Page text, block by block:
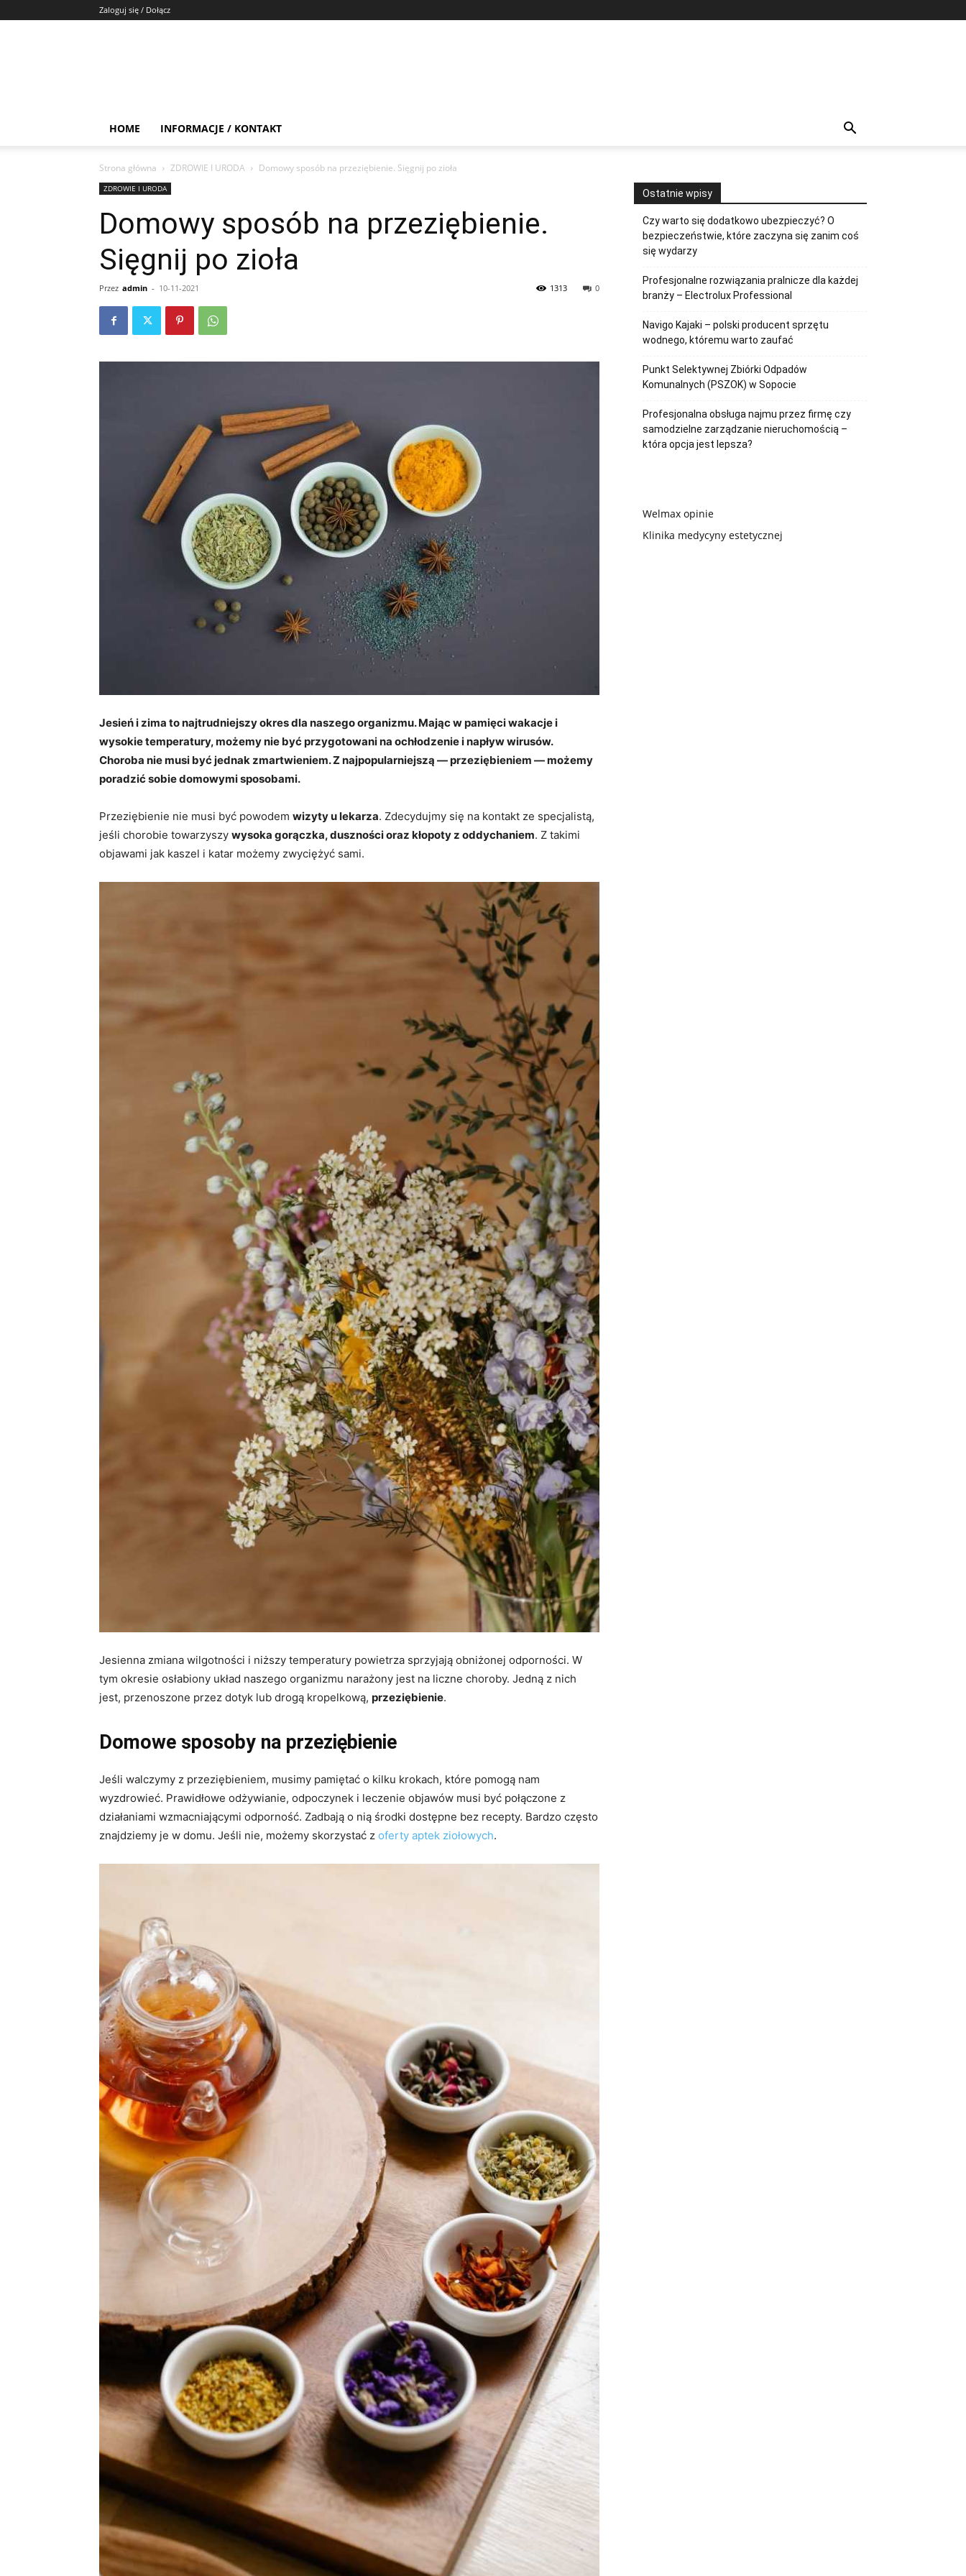
Zaloguj się / Dołącz
HOME INFORMACJE / KONTAKT
Strona główna ZDROWIE I URODA Domowy sposób na przeziębienie. Sięgnij po zioła
ZDROWIE I URODA
Domowy sposób na przeziębienie.
Sięgnij po zioła
Przez admin - 10-11-2021 0
1313
Jesień i zima to najtrudniejszy okres dla naszego organizmu. Mając w pamięci wakacje i
wysokie temperatury, możemy nie być przygotowani na ochłodzenie i napływ wirusów.
Choroba nie musi być jednak zmartwieniem. Z najpopularniejszą — przeziębieniem — możemy
poradzić sobie domowymi sposobami.
Przeziębienie nie musi być powodem wizyty u lekarza. Zdecydujmy się na kontakt ze specjalistą,
jeśli chorobie towarzyszy wysoka gorączka, duszności oraz kłopoty z oddychaniem. Z takimi
objawami jak kaszel i katar możemy zwyciężyć sami.
Jesienna zmiana wilgotności i niższy temperatury powietrza sprzyjają obniżonej odporności. W
tym okresie osłabiony układ naszego organizmu narażony jest na liczne choroby. Jedną z nich
jest, przenoszone przez dotyk lub drogą kropelkową, przeziębienie.
Domowe sposoby na przeziębienie
Jeśli walczymy z przeziębieniem, musimy pamiętać o kilku krokach, które pomogą nam
wyzdrowieć. Prawidłowe odżywianie, odpoczynek i leczenie objawów musi być połączone z
działaniami wzmacniającymi odporność. Zadbają o nią środki dostępne bez recepty. Bardzo często
znajdziemy je w domu. Jeśli nie, możemy skorzystać z oferty aptek ziołowych.
Ostatnie wpisy
Czy warto się dodatkowo ubezpieczyć? O
bezpieczeństwie, które zaczyna się zanim coś
się wydarzy
Profesjonalne rozwiązania pralnicze dla każdej
branży – Electrolux Professional
Navigo Kajaki – polski producent sprzętu
wodnego, któremu warto zaufać
Punkt Selektywnej Zbiórki Odpadów
Komunalnych (PSZOK) w Sopocie
Profesjonalna obsługa najmu przez firmę czy
samodzielne zarządzanie nieruchomością –
która opcja jest lepsza?
Welmax opinie
Klinika medycyny estetycznej